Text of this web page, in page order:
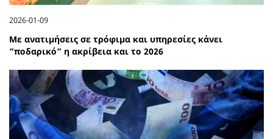
2026-01-09
Με ανατιμήσεις σε τρόφιμα και υπηρεσίες κάνει
“ποδαρικό” η ακρίβεια και το 2026